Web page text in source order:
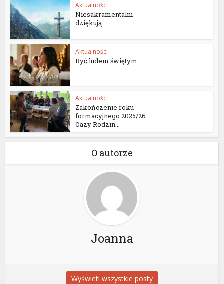
Aktualności
Niesakramentalni
dziękują.
Aktualności
Być ludem świętym
Aktualności
Zakończenie roku
formacyjnego 2025/26
Oazy Rodzin...
O autorze
Joanna
Wyświetl wszystkie posty